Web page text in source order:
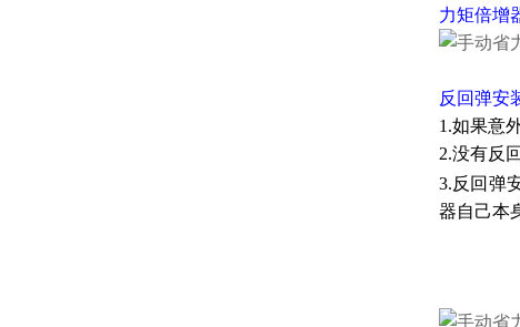
力矩倍增
反回弹安
1.如果意
2.没有反
3.反回弹
器自己本